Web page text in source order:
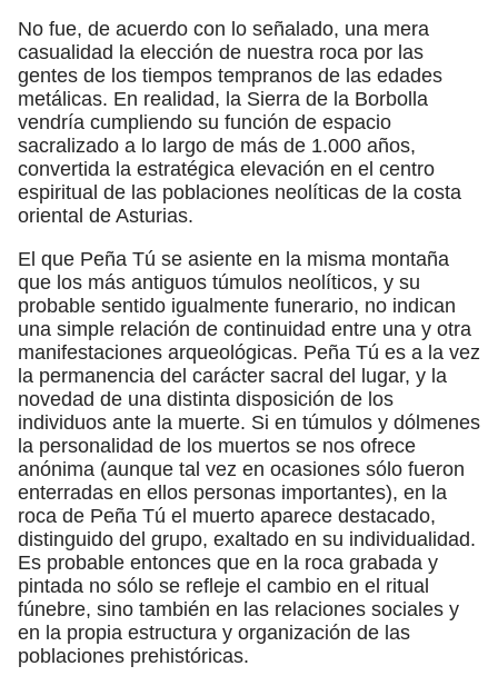
No fue, de acuerdo con lo señalado, una mera
casualidad la elección de nuestra roca por las
gentes de los tiempos tempranos de las edades
metálicas. En realidad, la Sierra de la Borbolla
vendría cumpliendo su función de espacio
sacralizado a lo largo de más de 1.000 años,
convertida la estratégica elevación en el centro
espiritual de las poblaciones neolíticas de la costa
oriental de Asturias.
El que Peña Tú se asiente en la misma montaña
que los más antiguos túmulos neolíticos, y su
probable sentido igualmente funerario, no indican
una simple relación de continuidad entre una y otra
manifestaciones arqueológicas. Peña Tú es a la vez
la permanencia del carácter sacral del lugar, y la
novedad de una distinta disposición de los
individuos ante la muerte. Si en túmulos y dólmenes
la personalidad de los muertos se nos ofrece
anónima (aunque tal vez en ocasiones sólo fueron
enterradas en ellos personas importantes), en la
roca de Peña Tú el muerto aparece destacado,
distinguido del grupo, exaltado en su individualidad.
Es probable entonces que en la roca grabada y
pintada no sólo se refleje el cambio en el ritual
fúnebre, sino también en las relaciones sociales y
en la propia estructura y organización de las
poblaciones prehistóricas.